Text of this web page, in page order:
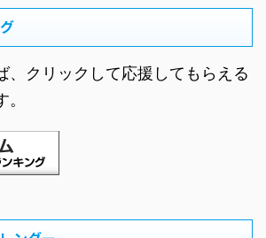
、クリックして応援してもらえる